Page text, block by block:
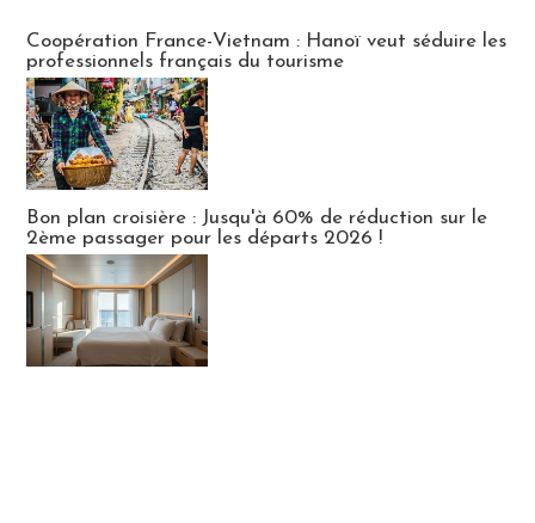
Coopération France-Vietnam : Hanoï veut séduire les
professionnels français du tourisme
Bon plan croisière : Jusqu'à 60% de réduction sur le
2ème passager pour les départs 2026 !